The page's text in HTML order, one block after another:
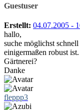
Guestuser
Erstellt: 04.07.2005 -
hallo,
suche möglichst
einigermaßen robust
Gärtnerei?
Danke
fleppp3